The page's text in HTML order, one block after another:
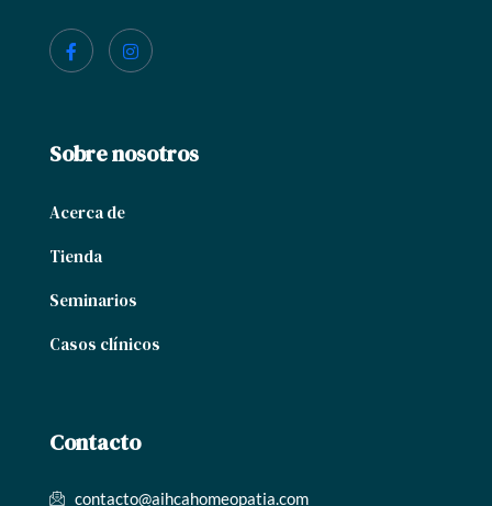
Sobre nosotros
Acerca de
Tienda
Seminarios
Casos clínicos
Contacto
contacto@aihcahomeopatia.com